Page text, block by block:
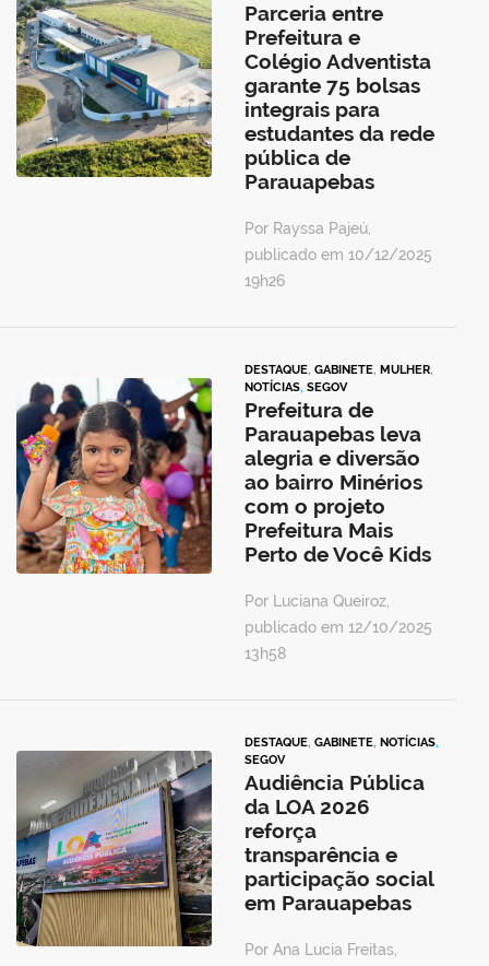
Parceria entre
Prefeitura e
Colégio Adventista
garante 75 bolsas
integrais para
estudantes da rede
pública de
Parauapebas
Por Rayssa Pajeú,
publicado em 10/12/2025
19h26
DESTAQUE, GABINETE, MULHER,
NOTÍCIAS, SEGOV
Prefeitura de
Parauapebas leva
alegria e diversão
ao bairro Minérios
com o projeto
Prefeitura Mais
Perto de Você Kids
Por Luciana Queiroz,
publicado em 12/10/2025
13h58
DESTAQUE, GABINETE, NOTÍCIAS,
SEGOV
Audiência Pública
da LOA 2026
reforça
transparência e
participação social
em Parauapebas
Por Ana Lucia Freitas,